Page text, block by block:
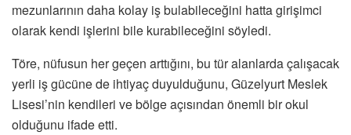
mezunlarının daha kolay iş bulabileceğini hatta girişimci
olarak kendi işlerini bile kurabileceğini söyledi.
Töre, nüfusun her geçen arttığını, bu tür alanlarda çalışacak
yerli iş gücüne de ihtiyaç duyulduğunu, Güzelyurt Meslek
Lisesi’nin kendileri ve bölge açısından önemli bir okul
olduğunu ifade etti.